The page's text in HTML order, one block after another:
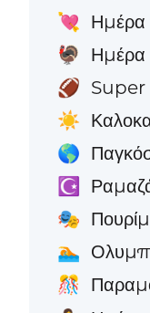
💘 Ημέρα
🦃 Ημέρα
🏈
☀️
🌎
☪️
🎭 Πουρίμ
🏊
🎊